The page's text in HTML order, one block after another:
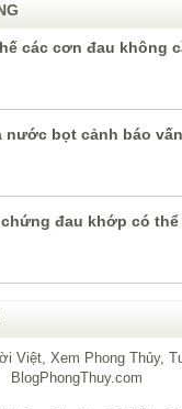
các cơn đau không
nước bọt cảnh báo
đau khớp có thể